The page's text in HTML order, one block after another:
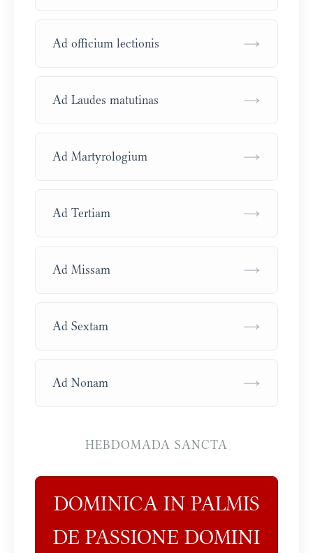
Ad officium lectionis →
Ad Laudes matutinas →
Ad Martyrologium →
Ad Tertiam →
Ad Missam →
Ad Sextam →
Ad Nonam →
HEBDOMADA SANCTA
DOMINICA IN PALMIS
DE PASSIONE DOMINI